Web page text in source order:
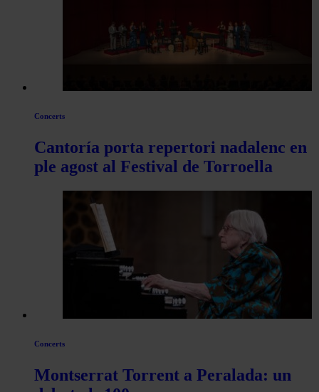
Concerts
Cantoría porta repertori nadalenc en
ple agost al Festival de Torroella
Concerts
Montserrat Torrent a Peralada: un